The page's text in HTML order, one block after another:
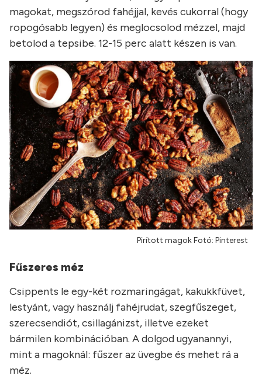
magokat, megszórod fahéjjal, kevés cukorral (hogy
ropogósabb legyen) és meglocsolod mézzel, majd
betolod a tepsibe. 12-15 perc alatt készen is van.
Pirított magok Fotó: Pinterest
Fűszeres méz
Csippents le egy-két rozmaringágat, kakukkfüvet,
lestyánt, vagy használj fahéjrudat, szegfűszeget,
szerecsendiót, csillagánizst, illetve ezeket
bármilen kombinációban. A dolgod ugyanannyi,
mint a magoknál: fűszer az üvegbe és mehet rá a
méz.